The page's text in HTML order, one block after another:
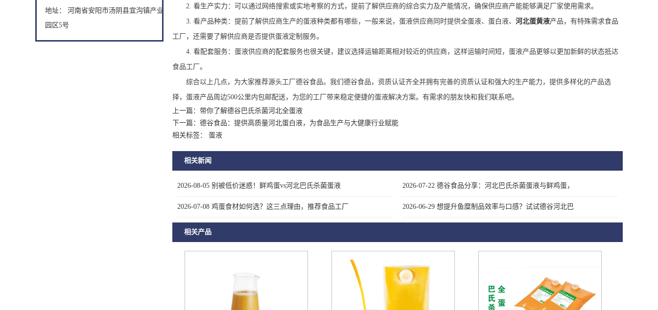
地址： 河南省安阳市汤阴县宜沟镇产业
园区5号
2. 看生产实力 ： 可以通过网络搜索或实地考察的方式，提前 了解供应商的综合实力及产能情况，确保供应商产能能够满足厂家使用需求。
3. 看产品种类：提前了解供应商生产的蛋液种类都有哪些，一般来说，蛋液供应商同时提供全蛋液、蛋白液、 河北蛋黄液产品，有特殊需求食品
工厂，还需要了解供应商是否提供蛋液定制服务。
4. 看配套服务：蛋液供应商的配套服务也很关键，建议选择运输距离相对较近的供应商，这样运输时间短， 蛋液产品更够以更加新鲜的状态抵达
食品工厂。
综合以上几点，为大家推荐源头工厂德谷食品。我们德谷食品，资质认证齐全并拥有完善的资质认证和强大的生产能力，提供多样化的产品选
择，蛋液产品周边500公里内包邮配送， 为您的工厂带来稳定便捷的蛋液解决方案。有需求的朋友快和我们联系吧。
上一篇： 带你了解德谷巴氏杀菌河北全蛋液
下一篇： 德谷食品：提供高质量河北蛋白液，为食品生产与大健康行业赋能
相关标签： 蛋液
相关新闻
2026-08-05 别被低价迷惑！鲜鸡蛋vs河北巴氏杀菌蛋液 2026-07-22 德谷食品分享：河北巴氏杀菌蛋液与鲜鸡蛋，
2026-07-08 鸡蛋食材如何选？这三点理由，推荐食品工厂 2026-06-29 想提升鱼糜制品效率与口感？试试德谷河北巴
相关产品